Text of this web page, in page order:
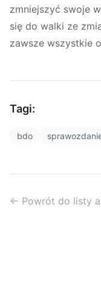
zmniejszyć swoje
się do walki ze
zawsze wszystkie
Tagi:
bdo
← Powrót do listy